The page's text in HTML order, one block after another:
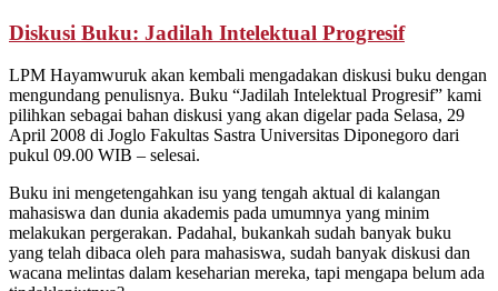
Diskusi Buku: Jadilah Intelektual Progresif
LPM Hayamwuruk akan kembali mengadakan diskusi buku dengan
mengundang penulisnya. Buku “Jadilah Intelektual Progresif” kami
pilihkan sebagai bahan diskusi yang akan digelar pada Selasa, 29
April 2008 di Joglo Fakultas Sastra Universitas Diponegoro dari
pukul 09.00 WIB – selesai.
Buku ini mengetengahkan isu yang tengah aktual di kalangan
mahasiswa dan dunia akademis pada umumnya yang minim
melakukan pergerakan. Padahal, bukankah sudah banyak buku
yang telah dibaca oleh para mahasiswa, sudah banyak diskusi dan
wacana melintas dalam keseharian mereka, tapi mengapa belum ada